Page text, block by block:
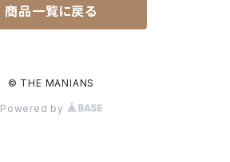
商品一覧に戻る
© THE MANIANS
Powered by